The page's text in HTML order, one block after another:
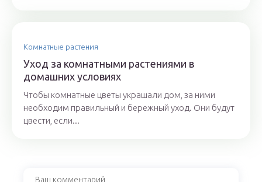
Комнатные растения
Уход за комнатными растениями в
домашних условиях
Чтобы комнатные цветы украшали дом, за ними
необходим правильный и бережный уход. Они будут
цвести, если...